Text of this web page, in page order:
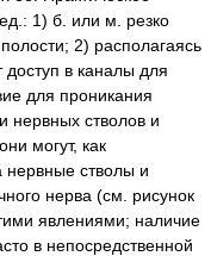
1) б. или м. резко
2) располагаясь
доступ в каналы для
для проникания
нервных стволов и
могут, как
нервные стволы и
нерва (см. рисунок
явлениями; наличие
в непосредственной